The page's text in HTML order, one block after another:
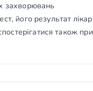
захворювань
його результат лікар
також при